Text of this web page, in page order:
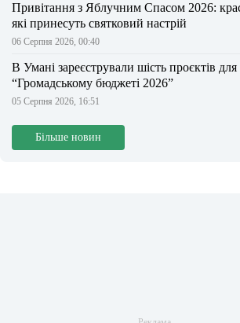
Привітання з Яблучним Спасом 2026:
які принесуть святковий настрій
06 Серпня 2026, 00:40
В Умані зареєстрували шість проєктів для
“Громадському бюджеті 2026”
05 Серпня 2026, 16:51
Більше новин